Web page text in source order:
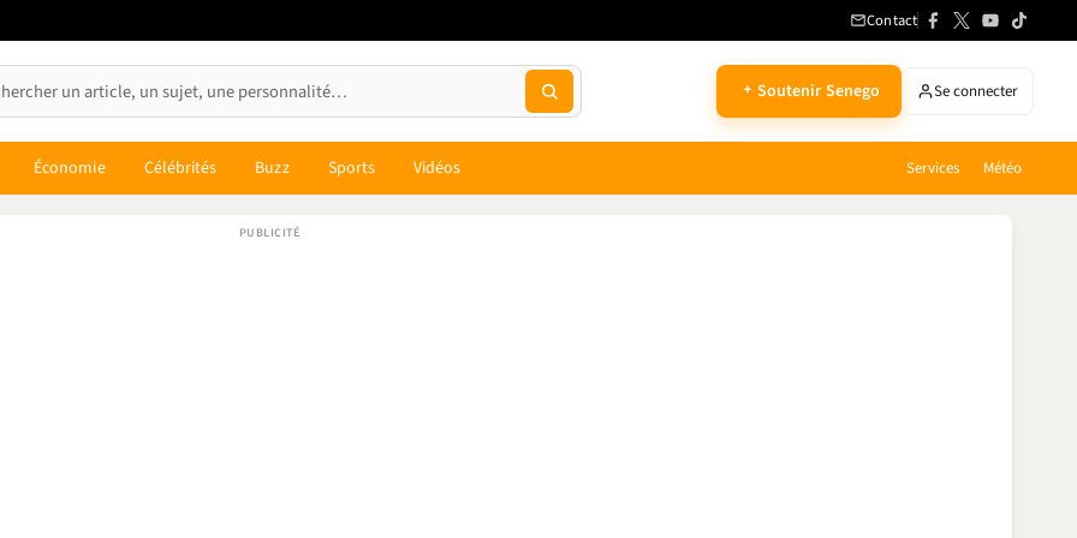
Contact
Soutenir Senego Se connecter
Économie Célébrités Buzz Sports Vidéos Services Météo